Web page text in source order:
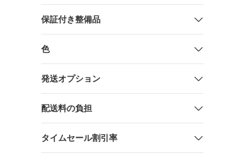
保証付き整備品
色
発送オプション
配送料の負担
タイムセール割引率